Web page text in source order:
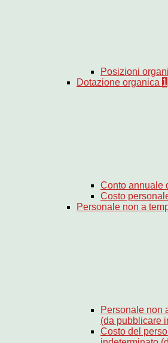
Posizioni
Dotazione organica 1
Conto annuale
Costo
Personale non a
Personale non
(da pubblicare
Costo del